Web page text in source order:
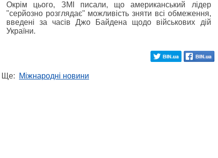
Окрім цього, ЗМІ писали, що американський лідер
"серйозно розглядає" можливість зняти всі обмеження,
введені за часів Джо Байдена щодо військових дій
України.
Ще: Міжнародні новини